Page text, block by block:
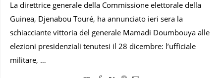
La direttrice generale della Commissione elettorale della
Guinea, Djenabou Touré, ha annunciato ieri sera la
schiacciante vittoria del generale Mamadi Doumbouya alle
elezioni presidenziali tenutesi il 28 dicembre: l’ufficiale
militare, …